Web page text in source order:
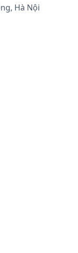
Hà Nội